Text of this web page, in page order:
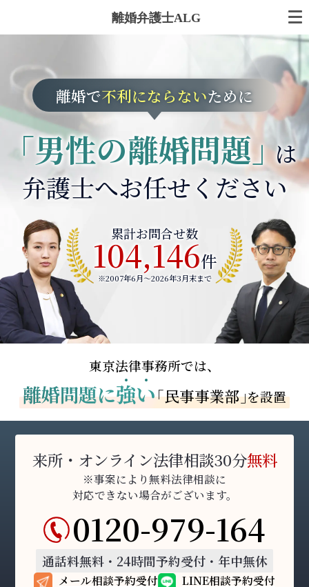
離婚弁護士ALG
離婚で不利にならないために
「男性の離婚問題」は
弁護士へお任せください
累計お問合せ数
104,146件
※2007年6月～2026年3月末まで
東京法律事務所では、
離婚問題に強い「民事事業部」を設置
来所・オンライン法律相談30分無料
※事案により無料法律相談に
対応できない場合がございます。
0120-979-164
通話料無料・24時間予約受付・年中無休
メール相談予約受付 LINE相談予約受付